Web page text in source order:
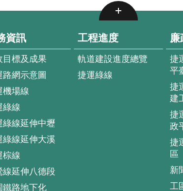
資訊
目標及成果
路網示意圖
機場線
綠線
綠線延伸中壢
綠線延伸大溪
棕線
線延伸八德段
鐵路地下化
工程進度
軌道建設進度總覽
捷運綠線
廉
捷
平
捷
建
捷
政
捷
區
新
工